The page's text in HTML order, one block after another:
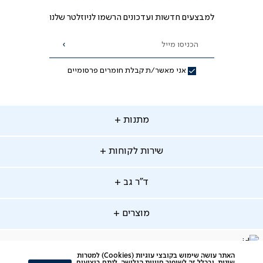
למבצעים חדשות ועדכונים הרשמו לניוזלטר שלנו
הכניסו מייל
אני מאשר/ת קבלת חומרים פרסומיים
הרשמה
שירות לקוחות
החלפות והחזרות
משלוחים
ד"ר גב
סניפים
מוצרים
facebook
דברוInstagram
מתנות
מתנות לאמא
מתנות מקוריות
האתר עושה שימוש בקובצי עוגיות (Cookies) למטרות